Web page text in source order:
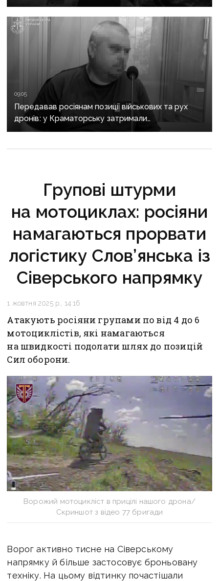
бронештурми та намагаються перерізати
логістику
09:05
Передавав росіянам позиції військових та рух
дронів: у Краматорську затримали
адміністратора Telegram-каналу
Групові штурми
на мотоциклах: росіяни
намагаються прорвати
логістику Слов’янська із
Сіверського напрямку
1 жовтня 2025 р., 14:16
Атакують росіяни групами по від 4 до 6
мотоциклістів, які намагаються
на швидкості подолати шлях до позицій
Сил оборони.
Ворожий мотоцикліст в прицілі нашого дрона/
Скриншот з відео 77 бригади
Ворог активно тисне на Сіверському
напрямку й більше застосовує броньовану
техніку. На цьому відтинку почастішали